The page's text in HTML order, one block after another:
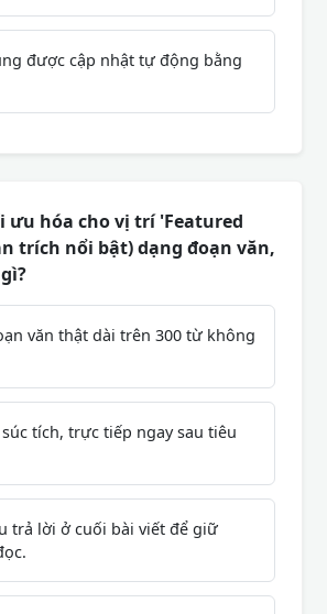
được cập nhật tự động bằng
ưu hóa cho vị trí 'Featured
trích nổi bật) dạng đoạn văn,
văn thật dài trên 300 từ không
tích, trực tiếp ngay sau tiêu
trả lời ở cuối bài viết để giữ